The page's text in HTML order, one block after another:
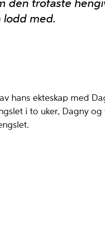
den trofaste
lodd med.
hans ekteskap med
i to uker, Dagny og